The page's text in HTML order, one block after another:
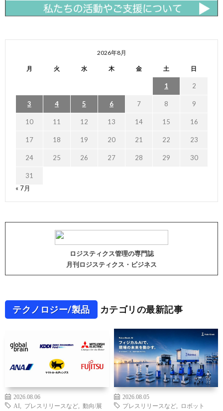
2026年8月
月 火 水 木 金 土 日
1 2
3 4 5 6 7 8 9
10 11 12 13 14 15 16
17 18 19 20 21 22 23
24 25 26 27 28 29 30
31
« 7月
ロジスティクス管理の専門誌
月刊ロジスティクス・ビジネス
テクノロジー/製品 カテゴリの最新記事
2026.08.06
AI
プレスリリースなど
動向/展
2026.08.05
プレスリリースなど
ロボット